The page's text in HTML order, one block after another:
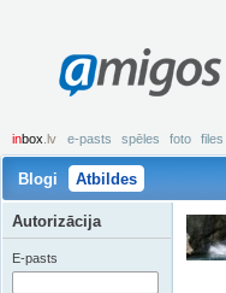
amigos
inbox .lv e-pasts spēles foto files
Blogi Atbildes
Autorizācija
E-pasts